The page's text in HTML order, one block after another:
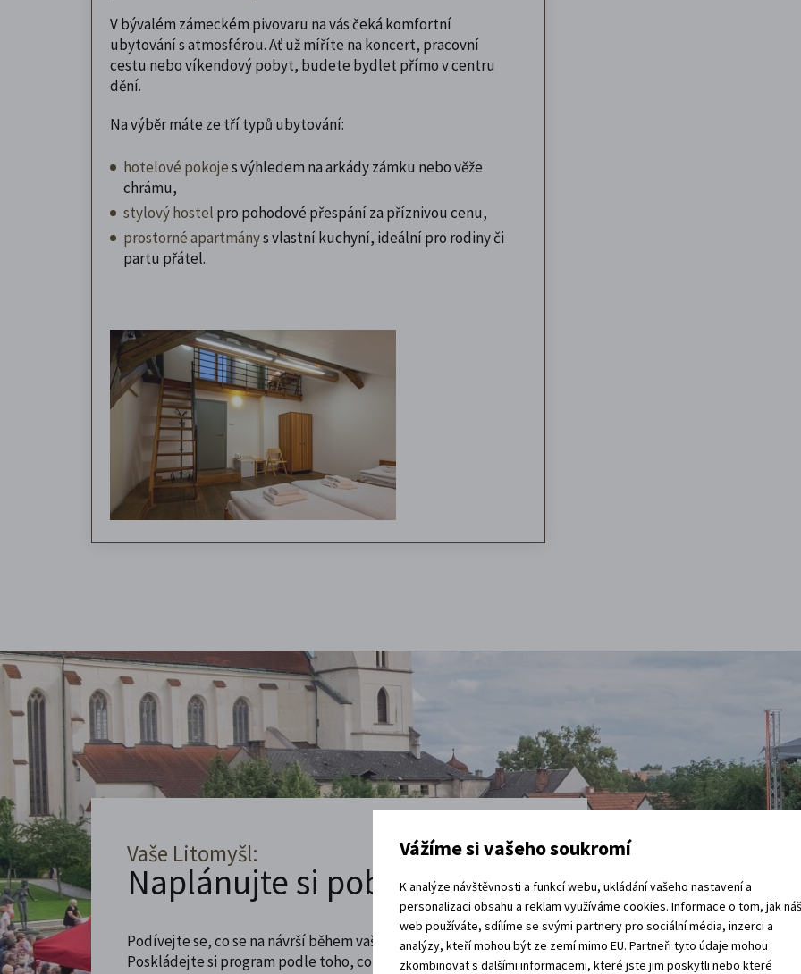
V bývalém zámeckém pivovaru na vás čeká komfortní
ubytování s atmosférou. Ať už míříte na koncert, pracovní
cestu nebo víkendový pobyt, budete bydlet přímo v centru
dění.
Na výběr máte ze tří typů ubytování:
hotelové pokojes výhledem na arkády zámku nebo věže
chrámu,
stylový hostel pro pohodové přespání za příznivou cenu,
prostorné apartmánys vlastní kuchyní, ideální pro rodiny či
partu přátel.
Vaše Litomyšl:
Naplánujte si pobyt
Podívejte se, co se na návrší během vaší návštěvy děje.
Poskládejte si program podle toho, co máte rádi.
Vážíme si vašeho soukromí
K analýze návštěvnosti a funkcí webu, ukládání vašeho nastavení a
personalizaci obsahu a reklam využíváme cookies. Informace o tom, jak
web používáte, sdílíme se svými partnery pro sociální média, inzerci a
analýzy, kteří mohou být ze zemí mimo EU. Partneři tyto údaje mohou
zkombinovat s dalšími informacemi, které jste jim poskytli nebo které